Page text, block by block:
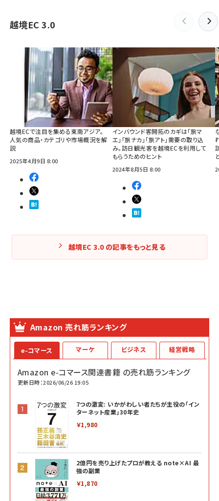
越境EC 3.0
越境ECで注目を集める東南アジア。
人気の商品・カテゴリや市場概況を解
説
2025年4月9日 8:00
インバウンド客開拓のカギは「旅マ
エ」「旅ナカ」「旅アト」需要の取り込
み。訪日観光客を越境ECを利用して
もらうためのヒント
2024年8月5日 8:00
越境EC 3.0 の記事をもっと見る
Amazon 売れ筋ランキング
e-コマース
Amazon e-コマース関連書籍 の売れ筋ランキング
更新日時：2026/06/26 19:05
7つの激変: いかがわしい者たちが主役の「イン
ターネット産業」30年史
￥1,980
2億円を売り上げたプロが教える note×AI 最
強の副業
￥1,870
マーケ ビジネス 経営戦略